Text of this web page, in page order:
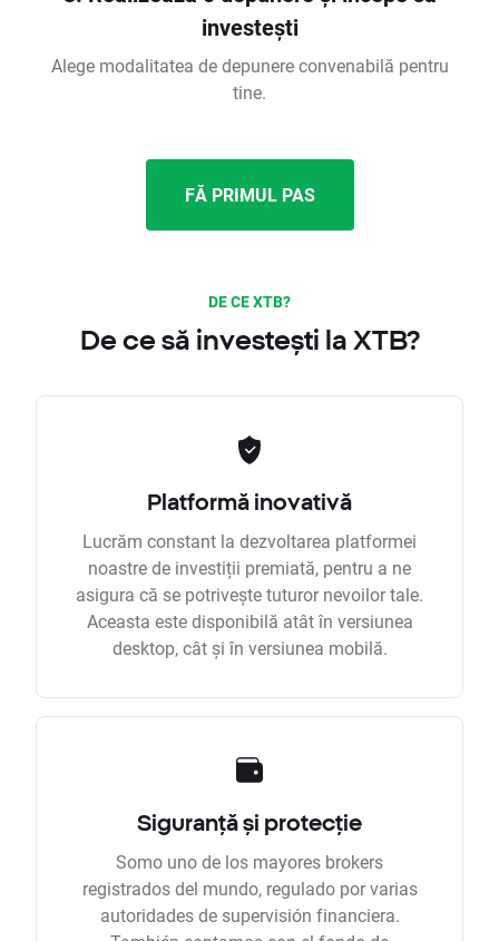
investești
Alege modalitatea de depunere convenabilă pentru
tine.
FĂ PRIMUL PAS
DE CE XTB?
De ce să investești la XTB?
Platformă inovativă
Lucrăm constant la dezvoltarea platformei
noastre de investiții premiată, pentru a ne
asigura că se potrivește tuturor nevoilor tale.
Aceasta este disponibilă atât în versiunea
desktop, cât și în versiunea mobilă.
Siguranță și protecție
Somo uno de los mayores brokers
registrados del mundo, regulado por varias
autoridades de supervisión financiera.